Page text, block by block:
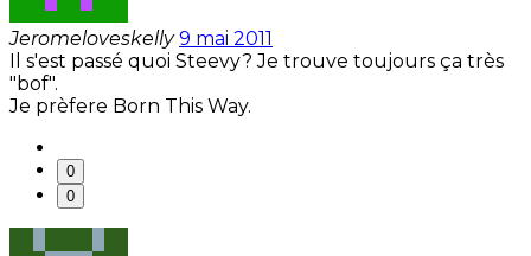
Jeromeloveskelly 9 mai 2011
Il s'est passé quoi Steevy? Je trouve toujours ça très
"bof".
Je prèfere Born This Way.
0
0